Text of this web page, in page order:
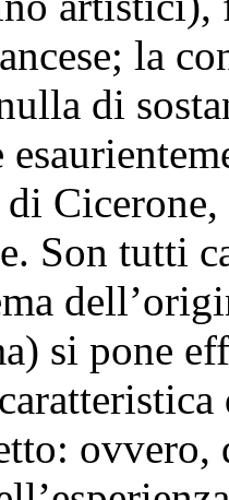
la
di
Son tutti
si pone